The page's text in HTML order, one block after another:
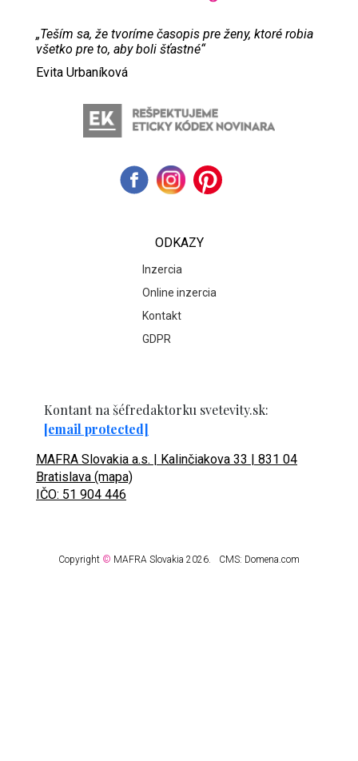
„Teším sa, že tvoríme časopis pre ženy, ktoré robia
všetko pre to, aby boli šťastné“
Evita Urbaníková
ODKAZY
Inzercia
Online inzercia
Kontakt
GDPR
Kontant na šéfredaktorku svetevity.sk:
[email protected]
MAFRA Slovakia a.s. | Kalinčiakova 33 | 831 04
Bratislava (mapa)
IČO: 51 904 446
Copyright © MAFRA Slovakia 2026. CMS: Domena.com